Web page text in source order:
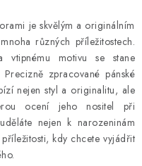
je skvělým a originálním
různých příležitostech.
vtipnému motivu se stane
zpracované pánské
nejen styl a originalitu, ale
ocení jeho nositel při
nejen k narozeninám
kdy chcete vyjádřit